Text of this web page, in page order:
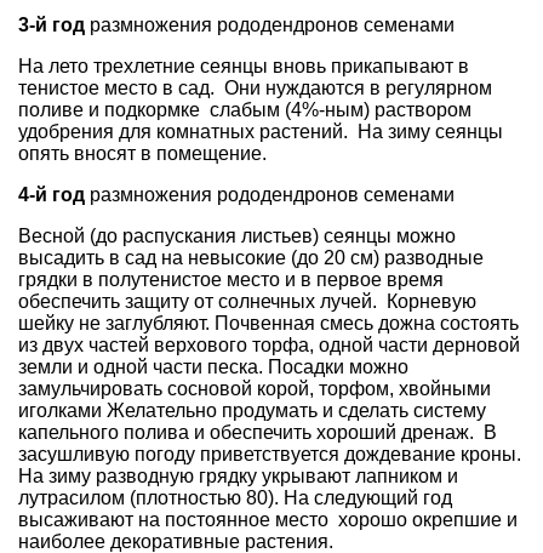
3-й год размножения рододендронов семенами
На лето трехлетние сеянцы вновь прикапывают в
тенистое место в сад. Они нуждаются в регулярном
поливе и подкормке слабым (4%-ным) раствором
удобрения для комнатных растений. На зиму сеянцы
опять вносят в помещение.
4-й год размножения рододендронов семенами
Весной (до распускания листьев) сеянцы можно
высадить в сад на невысокие (до 20 см) разводные
грядки в полутенистое место и в первое время
обеспечить защиту от солнечных лучей. Корневую
шейку не заглубляют. Почвенная смесь дожна состоять
из двух частей верхового торфа, одной части дерновой
земли и одной части песка. Посадки можно
замульчировать сосновой корой, торфом, хвойными
иголками Желательно продумать и сделать систему
капельного полива и обеспечить хороший дренаж. В
засушливую погоду приветствуется дождевание кроны.
На зиму разводную грядку укрывают лапником и
лутрасилом (плотностью 80). На следующий год
высаживают на постоянное место хорошо окрепшие и
наиболее декоративные растения.